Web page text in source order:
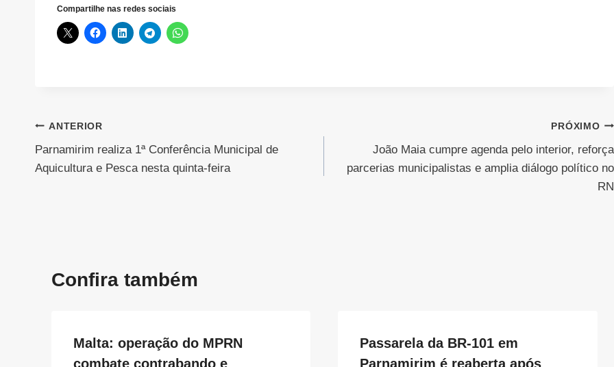
Compartilhe nas redes sociais
Navegação
de
ANTERIOR
Parnamirim realiza 1ª Conferência Municipal de
Aquicultura e Pesca nesta quinta-feira
PRÓXIMO
João Maia cumpre agenda pelo interior, reforça
parcerias municipalistas e amplia diálogo político no
RN
Confira também
Malta: operação do MPRN
combate contrabando e
Passarela da BR-101 em
Parnamirim é reaberta após